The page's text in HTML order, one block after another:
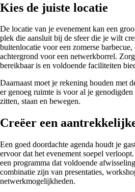
Kies de juiste locatie
De locatie van je evenement kan een
plek die aansluit bij de sfeer die je wilt
buitenlocatie voor een zomerse
achtergrond voor een netwerkborrel.
bereikbaar is en voldoende faciliteiten
Daarnaast moet je rekening houden met
er genoeg ruimte is voor al je
zitten, staan en bewegen.
Creëer een
Een goed doordachte agenda houdt je
ervoor dat het evenement soepel
een programma dat voldoende
combinatie zijn van presentaties,
netwerkmogelijkheden.